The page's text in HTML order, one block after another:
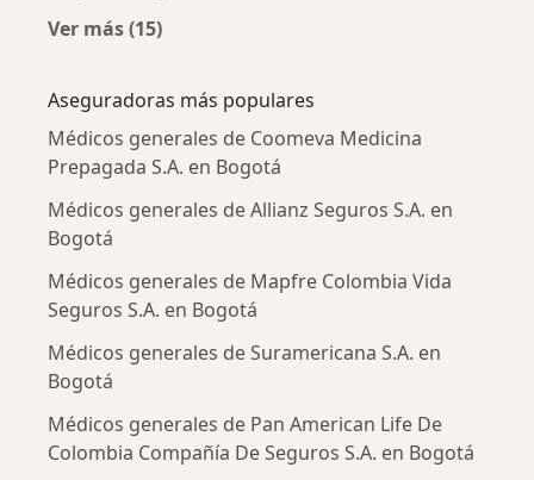
Ver más (15)
Aseguradoras más populares
Médicos generales de Coomeva Medicina
Prepagada S.A. en Bogotá
Médicos generales de Allianz Seguros S.A. en
Bogotá
Médicos generales de Mapfre Colombia Vida
Seguros S.A. en Bogotá
Médicos generales de Suramericana S.A. en
Bogotá
Médicos generales de Pan American Life De
Colombia Compañía De Seguros S.A. en Bogotá